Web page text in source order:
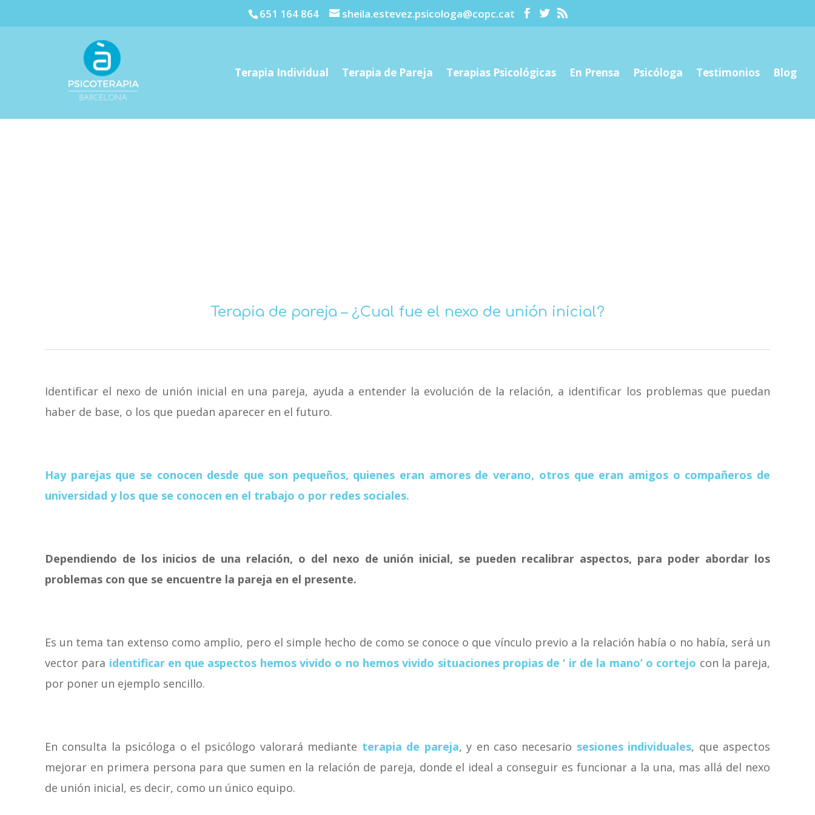
651 164 864 sheila.estevez.psicologa@copc.cat
Terapia Individual Terapia de Pareja Terapias Psicológicas En Prensa Psicóloga Testimonios Blog
Terapia de pareja – ¿Cual fue el nexo de unión inicial?
Identificar el nexo de unión inicial en una pareja, ayuda a entender la evolución de la relación, a identificar los problemas que puedan
haber de base, o los que puedan aparecer en el futuro.
Hay parejas que se conocen desde que son pequeños, quienes eran amores de verano, otros que eran amigos o compañeros de
universidad y los que se conocen en el trabajo o por redes sociales.
Dependiendo de los inicios de una relación, o del nexo de unión inicial, se pueden recalibrar aspectos, para poder abordar los
problemas con que se encuentre la pareja en el presente.
Es un tema tan extenso como amplio, pero el simple hecho de como se conoce o que vínculo previo a la relación había o no había, será un
vector para identificar en que aspectos hemos vivido o no hemos vivido situaciones propias de ‘ ir de la mano’ o cortejo con la pareja,
por poner un ejemplo sencillo.
En consulta la psicóloga o el psicólogo valorará mediante terapia de pareja, y en caso necesario sesiones individuales, que aspectos
mejorar en primera persona para que sumen en la relación de pareja, donde el ideal a conseguir es funcionar a la una, mas allá del nexo
de unión inicial, es decir, como un único equipo.